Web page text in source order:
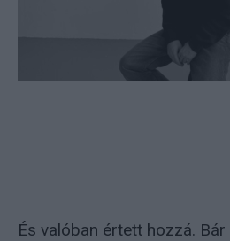
És valóban értett hozzá.